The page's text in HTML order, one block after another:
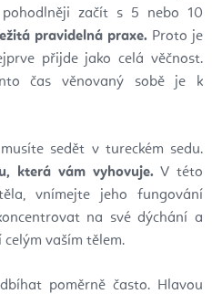
pohodlněji začít s 5 nebo 10
pravidelná praxe. Proto je
přijde jako celá věčnost.
čas věnovaný sobě je k
sedět v tureckém sedu.
která vám vyhovuje. V této
vnímejte jeho fungování
na své dýchání a
vaším tělem.
poměrně často. Hlavou